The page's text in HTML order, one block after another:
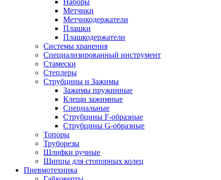
Наборы
Метчики
Метчикодержатели
Плашки
Плашкодержатели
Системы хранения
Специализированный инструмент
Стамески
Степлеры
Струбцины и Зажимы
Зажимы пружинные
Клещи зажимные
Специальные
Струбцины F-образные
Струбцины G-образные
Топоры
Труборезы
Шлифки ручные
Щипцы для стопорных колец
Пневмотехника